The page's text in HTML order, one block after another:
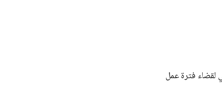
لقضاء فترة عمل